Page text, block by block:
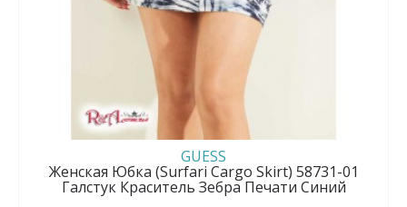
GUESS
Женская Юбка (Surfari Cargo Skirt) 58731-01
Галстук Краситель Зебра Печати Синий